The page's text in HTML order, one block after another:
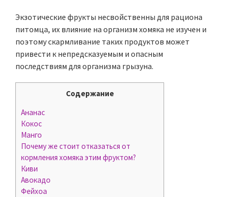
Экзотические фрукты несвойственны для рациона
питомца, их влияние на организм хомяка не изучен и
поэтому скармливание таких продуктов может
привести к непредсказуемым и опасным
последствиям для организма грызуна.
Содержание
Ананас
Кокос
Манго
Почему же стоит отказаться от
кормления хомяка этим фруктом?
Киви
Авокадо
Фейхоа